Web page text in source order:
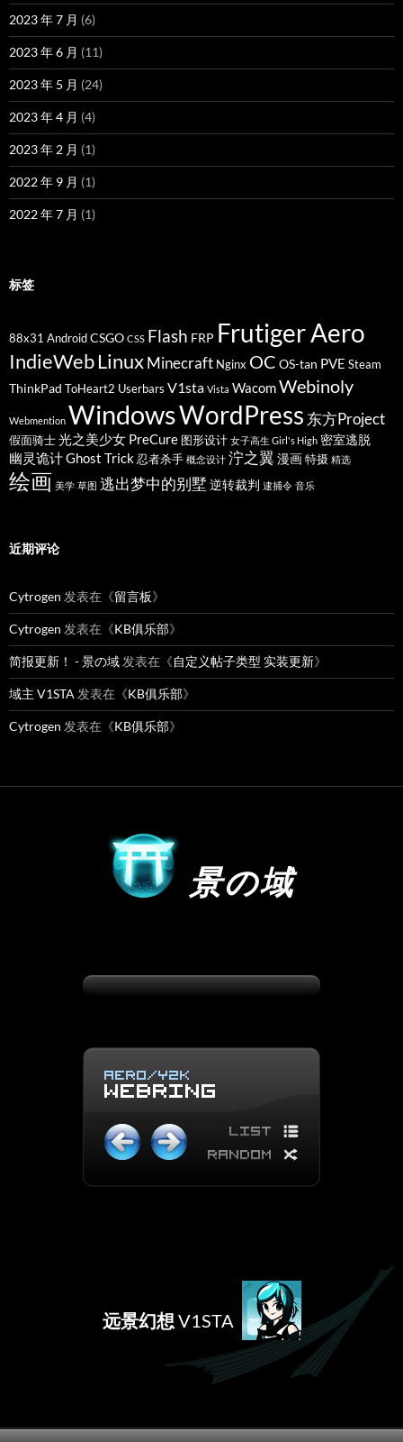
2023 年 7 月 (6)
2023 年 6 月 (11)
2023 年 5 月 (24)
2023 年 4 月 (4)
2023 年 2 月 (1)
2022 年 9 月 (1)
2022 年 7 月 (1)
标签
88x31 Android CSGO CSS Flash FRP Frutiger Aero
IndieWebLinuxMinecraft Nginx OC OS-tan PVE Steam
ThinkPad ToHeart2 Userbars V1sta Vista WacomWebinoly
Webmention WindowsWordPress 东方Project
假面骑士 光之美少女 PreCure 图形设计 女子高生 Girl's High 密室逃脱
幽灵诡计 Ghost Trick 忍者杀手 概念设计 泞之翼 漫画 特摄 精选
绘画 美学 草图 逃出梦中的别墅 逆转裁判 逮捕令 音乐
近期评论
Cytrogen 发表在《留言板》
Cytrogen 发表在《KB俱乐部》
简报更新！ - 景の域 发表在《自定义帖子类型 实装更新》
域主 V1STA 发表在《KB俱乐部》
Cytrogen 发表在《KB俱乐部》
景の域
远景幻想 V1STA